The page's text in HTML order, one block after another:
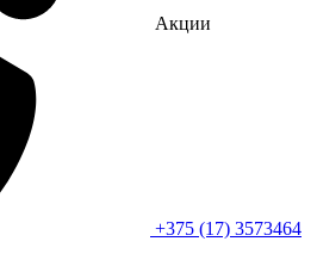
Акции
+375 (17) 3573464